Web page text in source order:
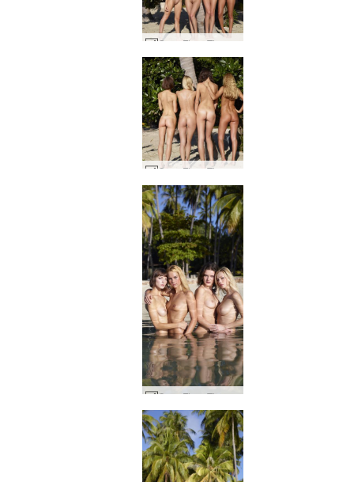
Coxy Flora Thea Zaika 4 diva #14
Coxy Flora Thea Zaika 4 diva #18
Coxy Flora Thea Zaika 4 diva #54